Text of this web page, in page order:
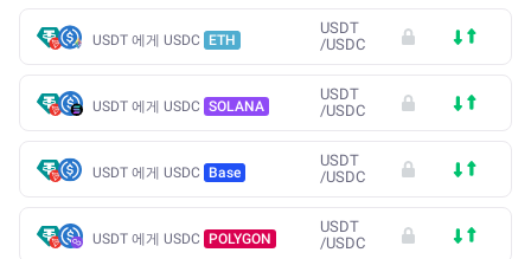
USDT 에게 USDC ETH
USDT
/USDC
USDT 에게 USDC SOLANA
USDT
/USDC
USDT 에게 USDC Base
USDT
/USDC
USDT 에게 USDC POLYGON
USDT
/USDC